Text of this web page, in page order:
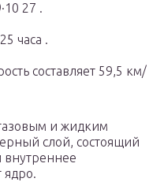
27 .
часа .
составляет 59,5 км/
и жидким
слой, состоящий
внутреннее
ядро.